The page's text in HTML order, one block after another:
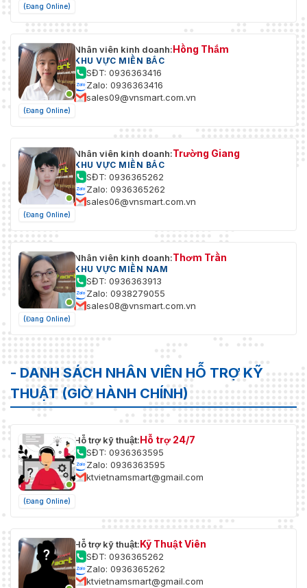
(Đang Online)
(Đang Online)
Nhân viên kinh doanh:Hồng Thắm
KHU VỰC MIỀN BẮC
SĐT: 0936363416
Zalo: 0936363416
sales09@vnsmart.com.vn
(Đang Online)
Nhân viên kinh doanh:Trường Giang
KHU VỰC MIỀN BẮC
SĐT: 0936365262
Zalo: 0936365262
sales06@vnsmart.com.vn
(Đang Online)
Nhân viên kinh doanh:Thơm Trần
KHU VỰC MIỀN NAM
SĐT: 0936363913
Zalo: 0938279055
sales08@vnsmart.com.vn
- DANH SÁCH NHÂN VIÊN HỖ TRỢ KỸ
THUẬT (GIỜ HÀNH CHÍNH)
(Đang Online)
Hỗ trợ kỹ thuật:Hỗ trợ 24/7
SĐT: 0936363595
Zalo: 0936363595
ktvietnamsmart@gmail.com
Hỗ trợ kỹ thuật:Kỹ Thuật Viên
SĐT: 0936365262
Zalo: 0936365262
ktvietnamsmart@gmail.com